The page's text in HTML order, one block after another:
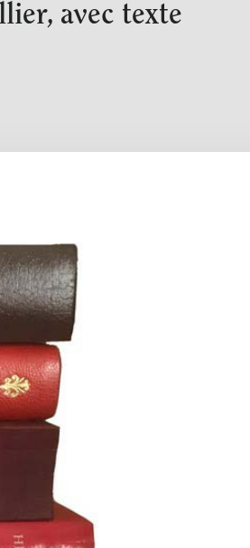
avec texte